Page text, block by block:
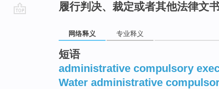
履行判决、裁定或者其他法律文
网络释义 专业释义
短语
administrative compulsory
Water administrative